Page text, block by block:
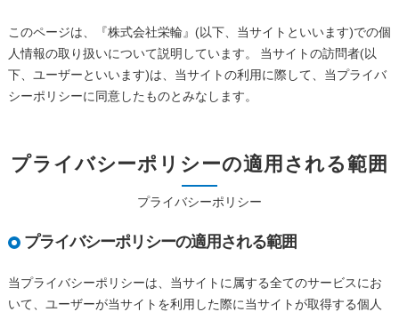
このページは、『株式会社栄輪』(以下、当サイトといいます)での個
人情報の取り扱いについて説明しています。 当サイトの訪問者(以
下、ユーザーといいます)は、当サイトの利用に際して、当プライバ
シーポリシーに同意したものとみなします。
プライバシーポリシー
プライバシーポリシーの適用される範囲
プライバシーポリシーの適用される範囲
当プライバシーポリシーは、当サイトに属する全てのサービスにお
いて、ユーザーが当サイトを利用した際に当サイトが取得する個人